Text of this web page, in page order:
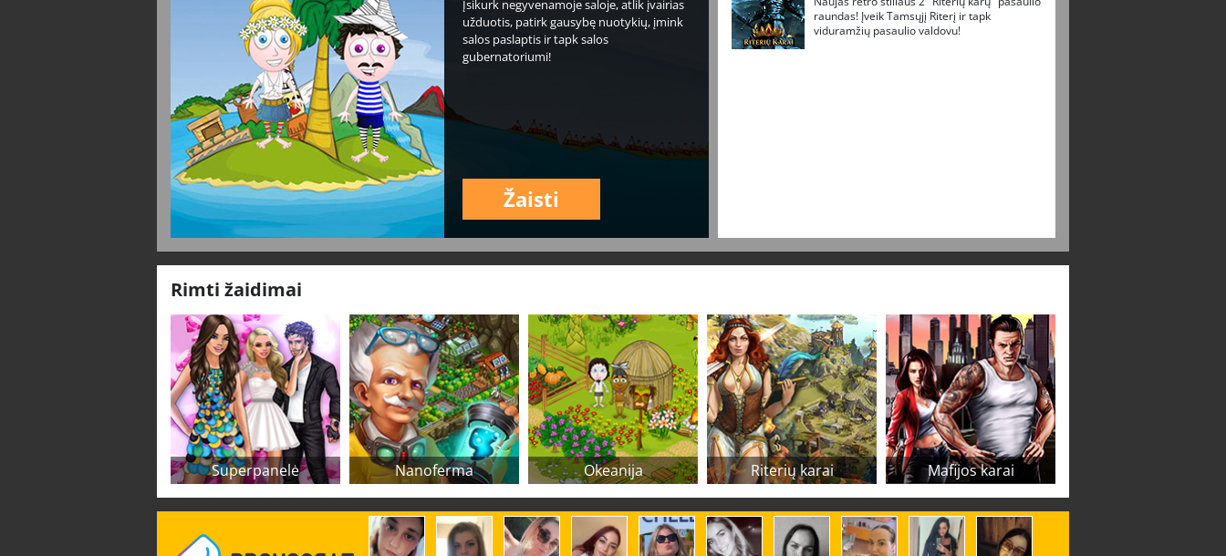
Įsikurk negyvenamoje saloje, atlik įvairias
užduotis, patirk gausybę nuotykių, įmink
salos paslaptis ir tapk salos
gubernatoriumi!
Žaisti
raundas! Įveik Tamsųjį Riterį ir tapk
viduramžių pasaulio valdovu!
Rimti žaidimai
Superpanelė Nanoferma Okeanija Riterių karai Mafijos karai